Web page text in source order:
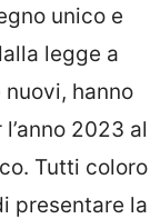
unico e
legge a
hanno
2023 al
Tutti coloro
presentare la